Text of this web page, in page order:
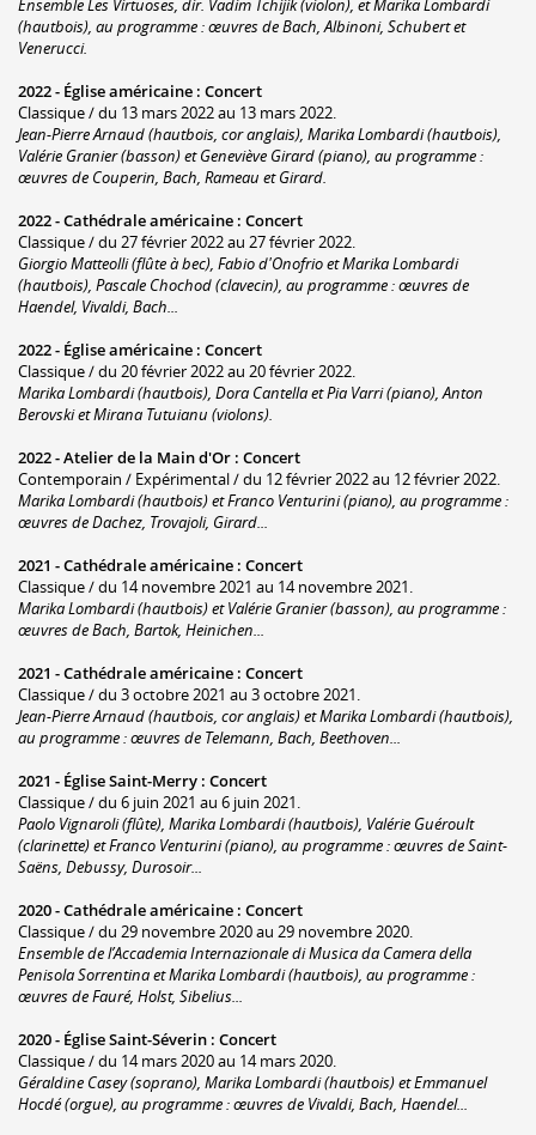
Ensemble Les Virtuoses, dir. Vadim Tchijik (violon), et Marika Lombardi
(hautbois), au programme : œuvres de Bach, Albinoni, Schubert et
Venerucci.
2022 - Église américaine : Concert
Classique / du 13 mars 2022 au 13 mars 2022.
Jean-Pierre Arnaud (hautbois, cor anglais), Marika Lombardi (hautbois),
Valérie Granier (basson) et Geneviève Girard (piano), au programme :
œuvres de Couperin, Bach, Rameau et Girard.
2022 -Cathédrale américaine : Concert
Classique / du 27 février 2022 au 27 février 2022.
Giorgio Matteolli (flûte à bec), Fabio d'Onofrio et Marika Lombardi
(hautbois), Pascale Chochod (clavecin), au programme : œuvres de
Haendel, Vivaldi, Bach...
2022 - Église américaine : Concert
Classique / du 20 février 2022 au 20 février 2022.
Marika Lombardi (hautbois), Dora Cantella et Pia Varri (piano), Anton
Berovski et Mirana Tutuianu (violons).
2022 -Atelier de la Main d'Or : Concert
Contemporain / Expérimental / du 12 février 2022 au 12 février 2022.
Marika Lombardi (hautbois) et Franco Venturini (piano), au programme :
œuvres de Dachez, Trovajoli, Girard...
2021 -Cathédrale américaine : Concert
Classique / du 14 novembre 2021 au 14 novembre 2021.
Marika Lombardi (hautbois) et Valérie Granier (basson), au programme :
œuvres de Bach, Bartok, Heinichen...
2021 -Cathédrale américaine : Concert
Classique / du 3 octobre 2021 au 3 octobre 2021.
Jean-Pierre Arnaud (hautbois, cor anglais) et Marika Lombardi (hautbois),
au programme : œuvres de Telemann, Bach, Beethoven...
2021 - Église Saint-Merry : Concert
Classique / du 6 juin 2021 au 6 juin 2021.
Paolo Vignaroli (flûte), Marika Lombardi (hautbois), Valérie Guéroult
(clarinette) et Franco Venturini (piano), au programme : œuvres de Saint-
Saëns, Debussy, Durosoir...
2020 -Cathédrale américaine : Concert
Classique / du 29 novembre 2020 au 29 novembre 2020.
Ensemble de l’Accademia Internazionale di Musica da Camera della
Penisola Sorrentina et Marika Lombardi (hautbois), au programme :
œuvres de Fauré, Holst, Sibelius...
2020 - Église Saint-Séverin : Concert
Classique / du 14 mars 2020 au 14 mars 2020.
Géraldine Casey (soprano), Marika Lombardi (hautbois) et Emmanuel
Hocdé (orgue), au programme : œuvres de Vivaldi, Bach, Haendel...